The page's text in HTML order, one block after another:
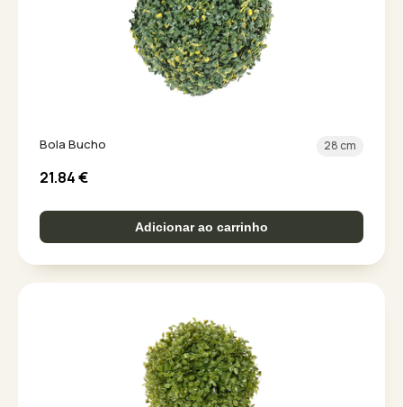
Bola Bucho 28 cm
21.84€
Adicionar ao carrinho